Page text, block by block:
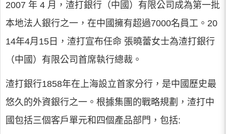
2007 年 4 月，渣打銀行（中國）有限公司成為第一批
本地法人銀行之一，在中國擁有超過7000名員工。20
14年4月15日，渣打宣布任命 張曉蕾女士為渣打銀行
（中國）有限公司首席執行總裁。
渣打銀行1858年在上海設立首家分行，是中國歷史最
悠久的外資銀行之一。根據集團的戰略規劃，渣打中
國包括三個客戶單元和四個產品部門，包括: